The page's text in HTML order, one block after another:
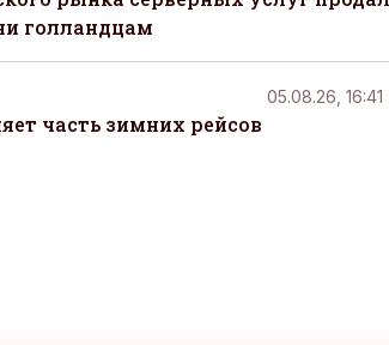
голландцам
05.08.26, 16:41
часть зимних рейсов